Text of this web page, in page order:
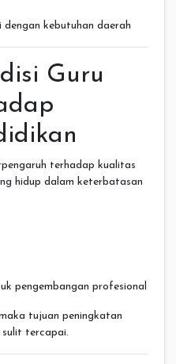
kebutuhan daerah
Guru
terhadap kualitas
hidup dalam keterbatasan
pengembangan profesional
tujuan peningkatan
sulit tercapai.